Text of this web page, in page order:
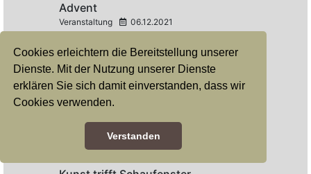
Cookies erleichtern die Bereitstellung unserer
Dienste. Mit der Nutzung unserer Dienste
erklären Sie sich damit einverstanden, dass wir
Cookies verwenden.
Verstanden
Advent
Veranstaltung 06.12.2021
Havixbecker FRÜHStart
Veranstaltung
Austausch und Netzwerken steht vor der Tür. Wir
treffen uns am 10.11. im Eli...